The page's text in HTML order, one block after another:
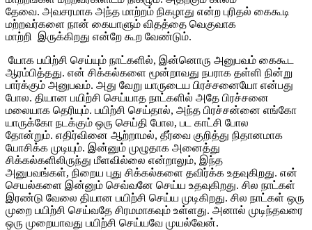
தேவை. அவசரமாக அந்த மாற்றம் நிகழாது என்ற புரிதல் கைகூடி
மற்றவர்களை நான் கையாளும் விதத்தை வெகுவாக
மாற்றி இருக்கிறது என்றே கூற வேண்டும்.
யோக பயிற்சி செய்யும் நாட்களில், இன்னொரு அனுபவம் கைகூட
ஆரம்பித்தது. என் சிக்கல்களை மூன்றாவது நபராக தள்ளி நின்று
பார்க்கும் அனுபவம். அது வேறு யாருடைய பிரச்சனையோ என்பது
போல. தியான பயிற்சி செய்யாத நாட்களில் அதே பிரச்சனை
மலையாக தெரியும். பயிற்சி செய்தால், அந்த பிரச்சன்னை எங்கோ
யாருக்கோ நடக்கும் ஒரு செய்தி போல, பட காட்சி போல
தோன்றும். எதிர்வினை ஆற்றாமல், தீர்வை குறித்து நிதானமாக
யோசிக்க முடியும். இன்னும் முழுதாக அனைத்து
சிக்கல்களிலிருந்து மீளவில்லை என்றாலும், இந்த
அனுபவங்கள், நிறைய புது சிக்கல்களை தவிர்க்க உதவுகிறது. என்
செயல்களை இன்னும் செவ்வனே செய்ய உதவுகிறது. சில நாட்கள்
இரண்டு வேலை தியான பயிற்சி செய்ய முடிகிறது. சில நாட்கள் ஒரு
முறை பயிற்சி செய்வதே சிரமமாகவும் உள்ளது. அனால் முடிந்தவரை
ஒரு முறையாவது பயிற்சி செய்யவே முயல்வேன்.